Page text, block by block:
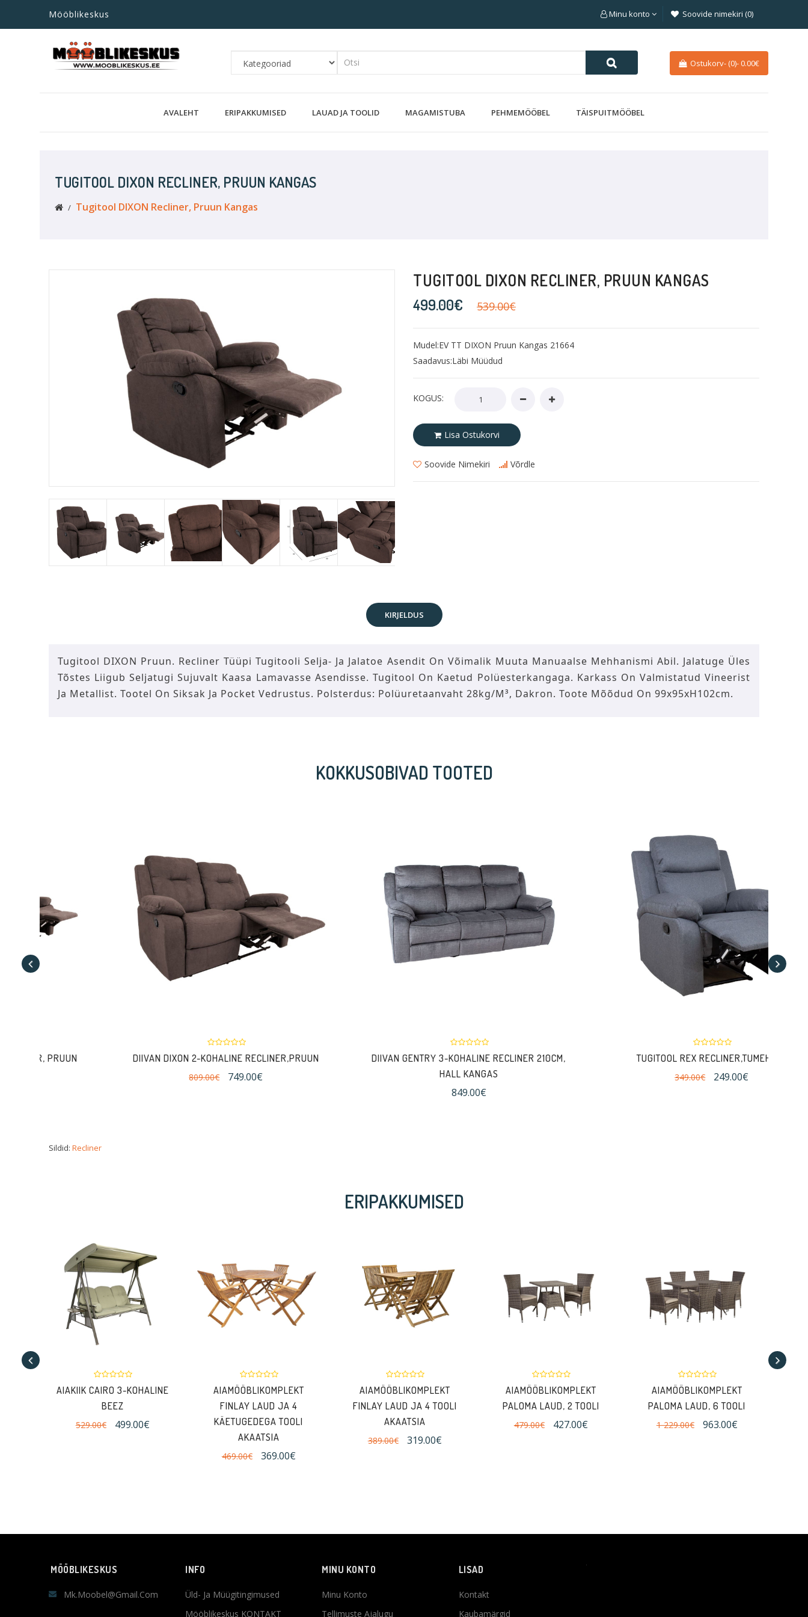
Mööblikeskus Minu konto Soovide nimekiri (0)
Ostukorv- (0)-0.00€
AVALEHT ERIPAKKUMISED LAUAD JA TOOLID MAGAMISTUBA PEHMEMÖÖBEL TÄISPUITMÖÖBEL
TUGITOOL DIXON RECLINER, PRUUN KANGAS
Tugitool DIXON Recliner, Pruun Kangas
TUGITOOL DIXON RECLINER, PRUUN KANGAS
499.00€ 539.00€
Mudel:EV TT DIXON Pruun Kangas 21664
Saadavus:Läbi Müüdud
KOGUS:
Lisa Ostukorvi
Soovide Nimekiri Võrdle
KIRJELDUS
Tugitool DIXON Pruun. Recliner Tüüpi Tugitooli Selja- Ja Jalatoe Asendit On Võimalik Muuta Manuaalse Mehhanismi Abil. Jalatuge Üles
Tõstes Liigub Seljatugi Sujuvalt Kaasa Lamavasse Asendisse. Tugitool On Kaetud Polüesterkangaga. Karkass On Valmistatud Vineerist
Ja Metallist. Tootel On Siksak Ja Pocket Vedrustus. Polsterdus: Polüuretaanvaht 28kg/m³, Dakron. Toote Mõõdud On 99x95xH102cm.
KOKKUSOBIVAD TOOTED
DIIVAN DIXON 2-KOHALINE RECLINER,PRUUN
749.00€
DIIVAN GENTRY 3-KOHALINE RECLINER 210CM,
TUGITOOL REX RECLINER,TUMEHALL
249.00€
Sildid: Recliner
ERIPAKKUMISED
AIAKIIK CAIRO 3-KOHALINE
BEEZ
529.00€ 499.00€
AIAMÖÖBLIKOMPLEKT
FINLAY LAUD JA 4
KÄETUGEDEGA TOOLI
AKAATSIA
469.00€ 369.00€
AIAMÖÖBLIKOMPLEKT
FINLAY LAUD JA 4 TOOLI
AKAATSIA
389.00€ 319.00€
AIAMÖÖBLIKOMPLEKT
PALOMA LAUD, 2 TOOLI
479.00€ 427.00€
AIAMÖÖBLIKOMPLEKT
PALOMA LAUD, 6 TOOLI
1 229.00€ 963.00€
MÖÖBLIKESKUS
Mk.moobel@gmail.com
INFO
Üld- Ja Müügitingimused
Mööblikeskus KONTAKT
MINU KONTO
Minu Konto
Tellimuste Ajalugu
LISAD
Kontakt
Kaubamärgid